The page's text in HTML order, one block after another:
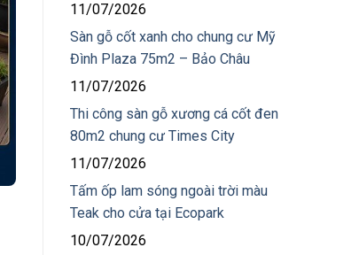
11/07/2026
Sàn gỗ cốt xanh cho chung cư Mỹ
Đình Plaza 75m2 – Bảo Châu
11/07/2026
Thi công sàn gỗ xương cá cốt đen
80m2 chung cư Times City
11/07/2026
Tấm ốp lam sóng ngoài trời màu
Teak cho cửa tại Ecopark
10/07/2026